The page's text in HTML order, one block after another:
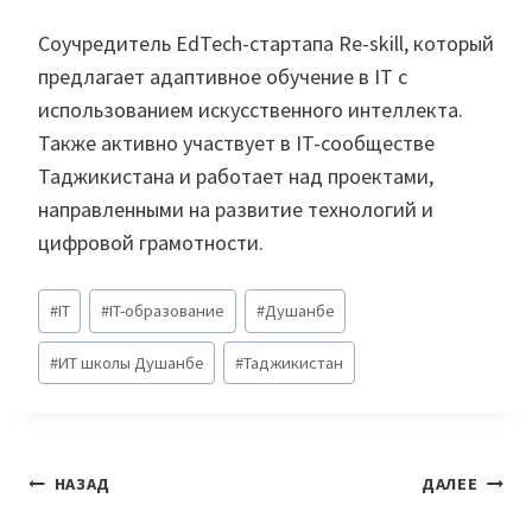
Соучредитель EdTech-стартапа Re-skill, который
предлагает адаптивное обучение в IT с
использованием искусственного интеллекта.
Также активно участвует в IT-сообществе
Таджикистана и работает над проектами,
направленными на развитие технологий и
цифровой грамотности.
Метки
записи:
#IT #IT-образование #Душанбе
#ИТ школы Душанбе #Таджикистан
Навигация
НАЗАД ДАЛЕЕ